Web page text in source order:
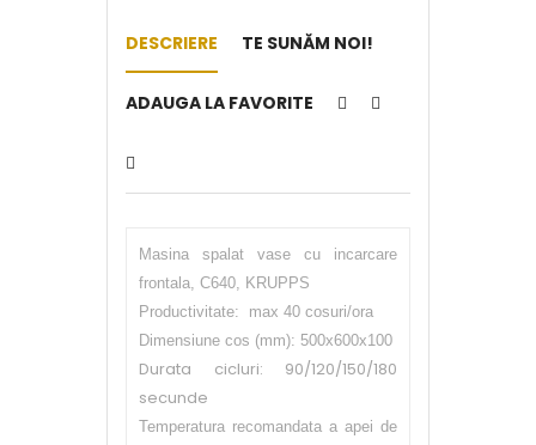
DESCRIERE TE SUNĂM NOI!
ADAUGA LA FAVORITE
Masina spalat vase cu incarcare
frontala, C640, KRUPPS
Productivitate: max 40 cosuri/ora
Dimensiune cos (mm): 500x600x100
Durata cicluri: 90/120/150/180
secunde
Temperatura recomandata a apei de